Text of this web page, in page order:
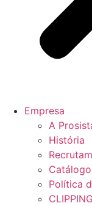
Empresa
A
História
Catálogo
Política
CLIPPING